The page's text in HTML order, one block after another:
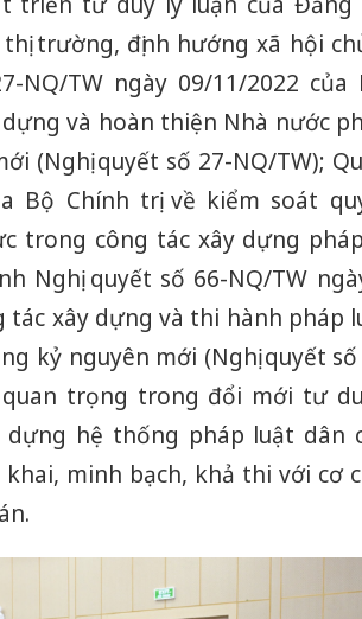
trường, định hướng xã hội
NQ/TW ngày 09/11/2022 của
và hoàn thiện Nhà nước
(Nghị quyết số 27-NQ/TW);
Bộ Chính trị về kiểm soát
trong công tác xây dựng
Nghị quyết số 66-NQ/TW
tác xây dựng và thi hành pháp
kỷ nguyên mới (Nghị quyết số
trọng trong đổi mới tư
hệ thống pháp luật dân
minh bạch, khả thi với cơ